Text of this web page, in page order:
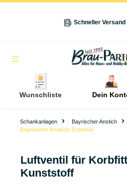
Schneller
Wunschliste Dein
Schankanlagen
Bayrischer Anstich
Bayrischer Anstich Zubehör
Luftventil für
Kunststoff